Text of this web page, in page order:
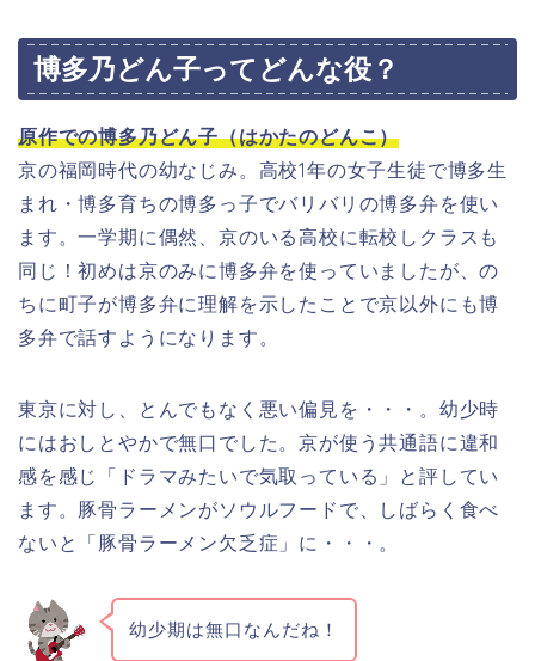
博多乃どん子ってどんな役？
原作での博多乃どん子（はかたのどんこ）
京の福岡時代の幼なじみ。高校1年の女子生徒で博多生
まれ・博多育ちの博多っ子でバリバリの博多弁を使い
ます。一学期に偶然、京のいる高校に転校しクラスも
同じ！初めは京のみに博多弁を使っていましたが、の
ちに町子が博多弁に理解を示したことで京以外にも博
多弁で話すようになります。
東京に対し、とんでもなく悪い偏見を・・・。幼少時
にはおしとやかで無口でした。京が使う共通語に違和
感を感じ「ドラマみたいで気取っている」と評してい
ます。豚骨ラーメンがソウルフードで、しばらく食べ
ないと「豚骨ラーメン欠乏症」に・・・。
幼少期は無口なんだね！